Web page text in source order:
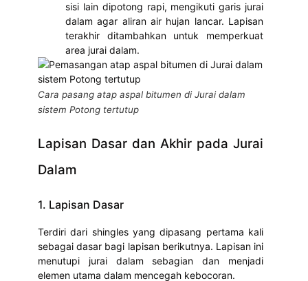
sisi lain dipotong rapi, mengikuti garis jurai
dalam agar aliran air hujan lancar. Lapisan
terakhir ditambahkan untuk memperkuat
area jurai dalam.
Cara pasang atap aspal bitumen di Jurai dalam
sistem Potong tertutup
Lapisan Dasar dan Akhir pada Jurai
Dalam
1. Lapisan Dasar
Terdiri dari shingles yang dipasang pertama kali
sebagai dasar bagi lapisan berikutnya. Lapisan ini
menutupi jurai dalam sebagian dan menjadi
elemen utama dalam mencegah kebocoran.